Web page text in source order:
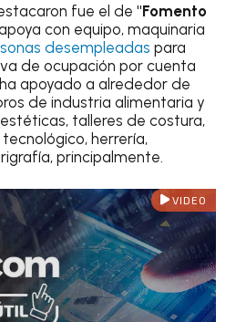
fue el de "Fomento
con equipo, maquinaria
desempleadas para
de ocupación por cuenta
apoyado a alrededor de
de industria alimentaria y
talleres de costura,
herrería,
principalmente.
VIDEO